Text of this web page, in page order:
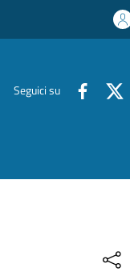
Seguici su